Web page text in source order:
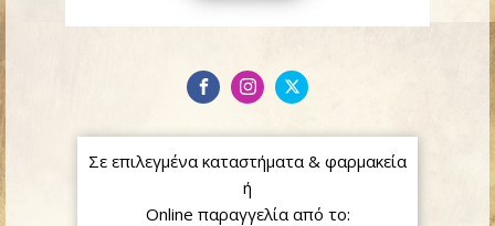
Σε επιλεγμένα καταστήματα & φαρμακεία
ή
Online παραγγελία από το: